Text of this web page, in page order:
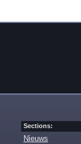
Sections:
Nieuws